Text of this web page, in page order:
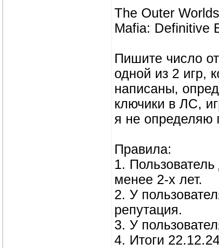
The Outer
Mafia: Definitive
Пишите число
одной из 2 игр,
написаны,
ключики в ЛС,
я не определяю
Правила:
1.
менее 2-х лет.
2. У
репутация.
3. У
4. Итоги